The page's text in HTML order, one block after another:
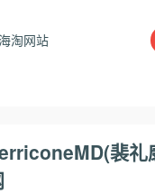
淘网站
裴礼